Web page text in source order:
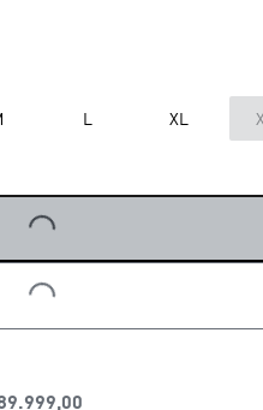
L XL
LOADING...
LOADING...